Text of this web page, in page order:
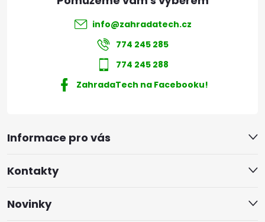
Informace pro vás
Kontakty
Novinky
info@zahradatech.cz
774 245 285
774 245 288
ZahradaTech na Facebooku!